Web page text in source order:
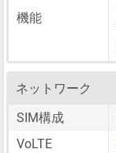
機能
ネットワーク
SIM構成
VoLTE